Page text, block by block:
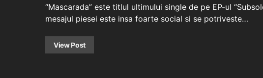
“Mascarada” este titlul ultimului single de pe EP-ul
mesajul piesei este insa foarte social si se potriveste…
View Post